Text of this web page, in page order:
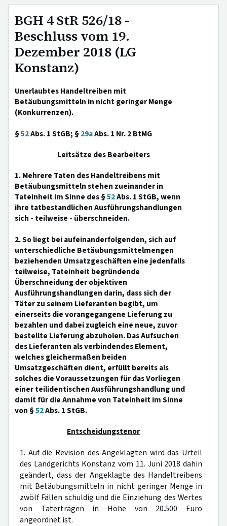
BGH 4 StR 526/18 -
Beschluss vom 19.
Dezember 2018 (LG
Konstanz)
Unerlaubtes Handeltreiben mit
Betäubungsmitteln in nicht geringer Menge
(Konkurrenzen).
§52Abs. 1 StGB; §29aAbs. 1 Nr. 2 BtMG
Leitsätze des Bearbeiters
1. Mehrere Taten des Handeltreibens mit
Betäubungsmitteln stehen zueinander in
Tateinheit im Sinne des §52Abs. 1 StGB, wenn
ihre tatbestandlichen Ausführungshandlungen
sich - teilweise - überschneiden.
2. So liegt bei aufeinanderfolgenden, sich auf
unterschiedliche Betäubungsmittelmengen
beziehenden Umsatzgeschäften eine jedenfalls
teilweise, Tateinheit begründende
Überschneidung der objektiven
Ausführungshandlungen darin, dass sich der
Täter zu seinem Lieferanten begibt, um
einerseits die vorangegangene Lieferung zu
bezahlen und dabei zugleich eine neue, zuvor
bestellte Lieferung abzuholen. Das Aufsuchen
des Lieferanten als verbindendes Element,
welches gleichermaßen beiden
Umsatzgeschäften dient, erfüllt bereits als
solches die Voraussetzungen für das Vorliegen
einer teilidentischen Ausführungshandlung und
damit für die Annahme von Tateinheit im Sinne
von §52Abs. 1 StGB.
Entscheidungstenor
1. Auf die Revision des Angeklagten wird das Urteil
des Landgerichts Konstanz vom 11. Juni 2018 dahin
geändert, dass der Angeklagte des Handeltreibens
mit Betäubungsmitteln in nicht geringer Menge in
zwölf Fällen schuldig und die Einziehung des Wertes
von Taterträgen in Höhe von 20.500 Euro
angeordnet ist.